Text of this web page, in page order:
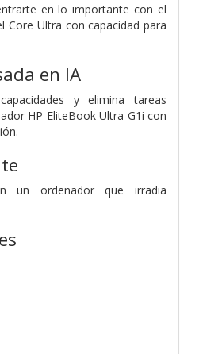
en lo importante con el
Core Ultra con capacidad para
en IA
y elimina tareas
HP EliteBook Ultra G1i con
un ordenador que irradia